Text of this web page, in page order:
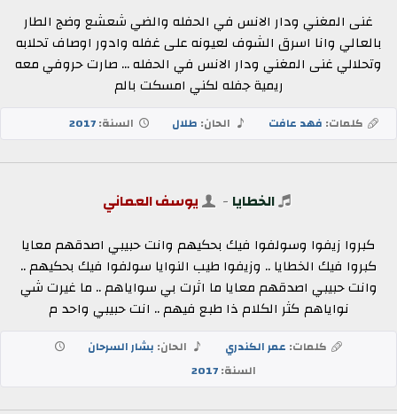
غنى المغني ودار الانس في الحفله والضي شعشع وضج الطار
بالعالي وانا اسرق الشوف لعيونه على غفله وادور اوصاف تحلابه
وتحلالي غنى المغني ودار الانس في الحفله ... صارت حروفي معه
ريمية جفله لكني امسكت بالم
كلمات: فهد عافت الحان: طلال السنة:2017
الخطايا - يوسف العماني
كبروا زيفوا وسولفوا فيك بحكيهم وانت حبيبي اصدقهم معايا
كبروا فيك الخطايا .. وزيفوا طيب النوايا سولفوا فيك بحكيهم ..
وانت حبيبي اصدقهم معايا ما اثرت بي سواياهم .. ما غيرت شي
نواياهم كثر الكلام ذا طبع فيهم .. انت حبيبي واحد م
كلمات: عمر الكندري الحان: بشار السرحان
السنة:2017